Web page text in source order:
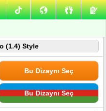
(1.4) Style
Bu Dizaynı Seç
Bu Dizaynı Seç